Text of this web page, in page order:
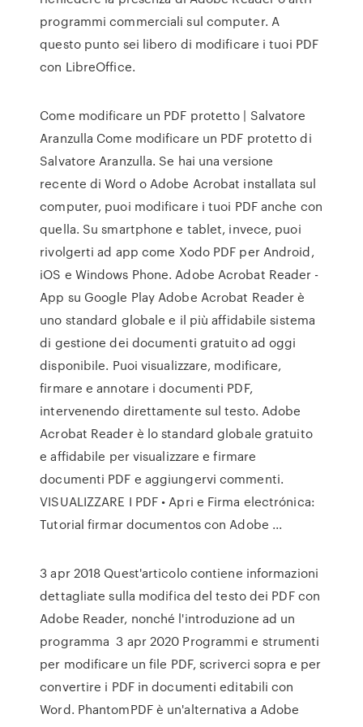
programmi commerciali sul computer. A
questo punto sei libero di modificare i tuoi PDF
con LibreOffice.
Come modificare un PDF protetto | Salvatore
Aranzulla Come modificare un PDF protetto di
Salvatore Aranzulla. Se hai una versione
recente di Word o Adobe Acrobat installata sul
computer, puoi modificare i tuoi PDF anche con
quella. Su smartphone e tablet, invece, puoi
rivolgerti ad app come Xodo PDF per Android,
iOS e Windows Phone. Adobe Acrobat Reader -
App su Google Play Adobe Acrobat Reader è
uno standard globale e il più affidabile sistema
di gestione dei documenti gratuito ad oggi
disponibile. Puoi visualizzare, modificare,
firmare e annotare i documenti PDF,
intervenendo direttamente sul testo. Adobe
Acrobat Reader è lo standard globale gratuito
e affidabile per visualizzare e firmare
documenti PDF e aggiungervi commenti.
VISUALIZZARE I PDF • Apri e Firma electrónica:
Tutorial firmar documentos con Adobe ...
3 apr 2018 Quest'articolo contiene informazioni
dettagliate sulla modifica del testo dei PDF con
Adobe Reader, nonché l'introduzione ad un
programma 3 apr 2020 Programmi e strumenti
per modificare un file PDF, scriverci sopra e per
convertire i PDF in documenti editabili con
Word. PhantomPDF è un'alternativa a Adobe